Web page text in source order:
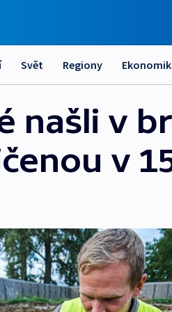
Svět Regiony
našli v
v